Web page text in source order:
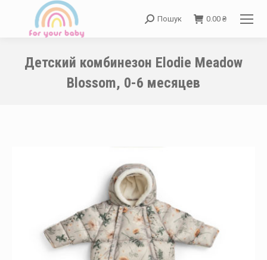
Search:
Пошук 0.00 ₴
Детский комбинезон Elodie Meadow
Blossom, 0-6 месяцев